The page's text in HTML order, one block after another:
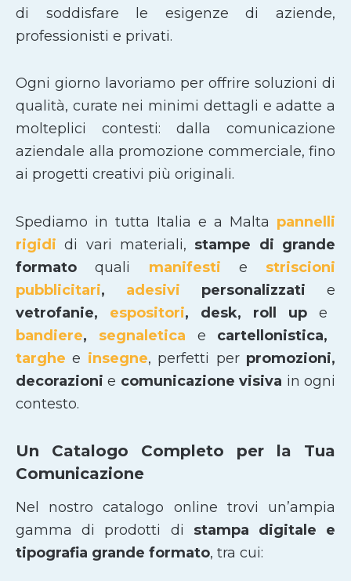
di soddisfare le esigenze di aziende,
professionisti e privati.
Ogni giorno lavoriamo per offrire soluzioni di
qualità, curate nei minimi dettagli e adatte a
molteplici contesti: dalla comunicazione
aziendale alla promozione commerciale, fino
ai progetti creativi più originali.
Spediamo in tutta Italia e a Malta pannelli
rigididi vari materiali, stampe di grande
formatoquali manifesti e striscioni
pubblicitari, adesivi personalizzati e
vetrofanie, espositori, desk, roll up e
bandiere, segnaletica e cartellonistica,
targhee insegne, perfetti per promozioni,
decorazionie comunicazione visiva in ogni
contesto.
Un Catalogo Completo per la Tua
Comunicazione
Nel nostro catalogo online trovi un’ampia
gamma di prodotti di stampa digitale e
tipografia grande formato, tra cui: